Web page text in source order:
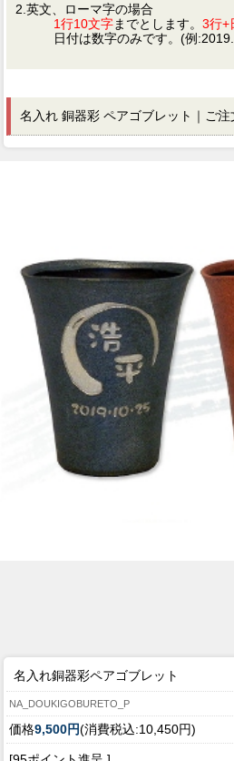
2.英文、ローマ字の場合
1行10文字までとします。 3行+
日付は数字のみです。(例
名入れ 銅器彩 ペアゴブレット｜ご注
名入れ銅器彩ペアゴブレット
NA_DOUKIGOBURETO_P
価格9,500円(消費税込:10,450円)